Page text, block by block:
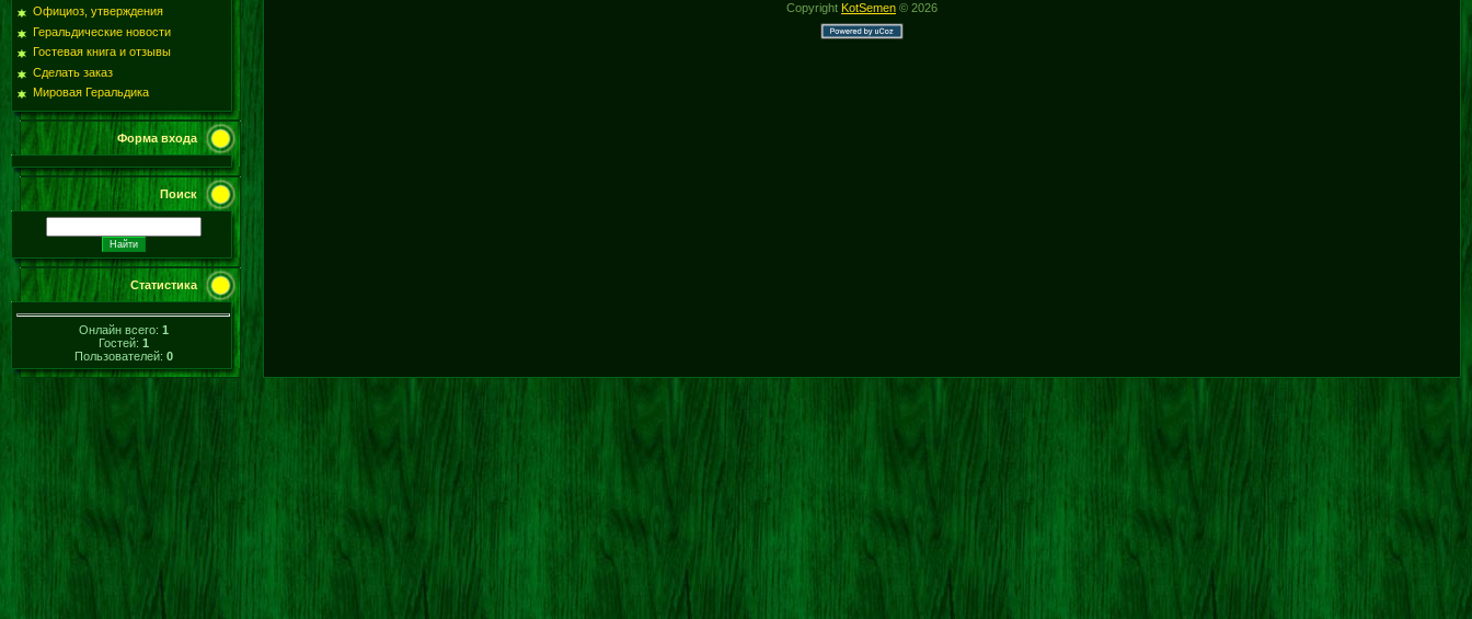
Официоз, утверждения
Геральдические новости
Гостевая книга и отзывы
Сделать заказ
Мировая Геральдика
Форма входа
Поиск
Статистика
Онлайн всего: 1
Гостей: 1
Пользователей: 0
Copyright KotSemen © 2026